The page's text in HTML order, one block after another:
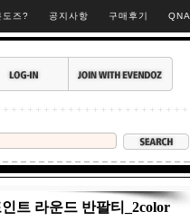
도즈? 공지사항 구매후기 QNA
트 라운드 반팔티_2color